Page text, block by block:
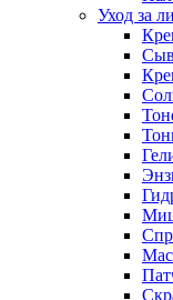
Уход за